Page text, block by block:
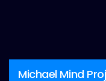
Michael Mind